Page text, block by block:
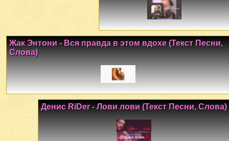
Жак Энтони - Вся правда в этом вдохе (Текст Песни,
Слова)
Денис RiDer - Лови лови (Текст Песни, Слова)